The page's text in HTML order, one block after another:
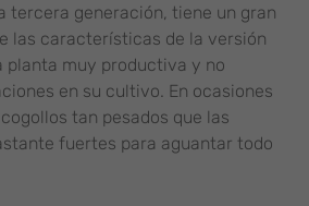
$ 21.61
hasta
$ 1,296.88
tercera generación, tiene un gran
las características de la versión
planta muy productiva y no
en su cultivo. En ocasiones
tan pesados que las
fuertes para aguantar todo